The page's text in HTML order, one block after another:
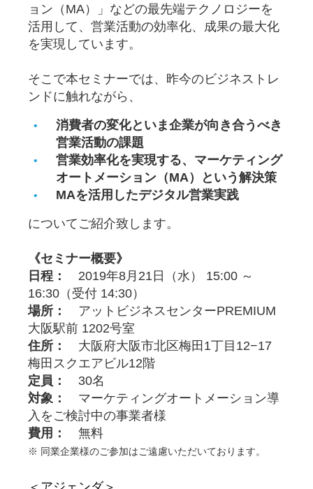
ョン（MA）」などの最先端テクノロジーを
活用して、営業活動の効率化、成果の最大化
を実現しています。
そこで本セミナーでは、昨今のビジネストレ
ンドに触れながら、
消費者の変化といま企業が向き合うべき
営業活動の課題
営業効率化を実現する、マーケティング
オートメーション（MA）という解決策
MAを活用したデジタル営業実践
についてご紹介致します。
《セミナー概要》
日程：
2019年8月21日（水） 15:00 ～
16:30（受付 14:30）
場所：
アットビジネスセンターPREMIUM
大阪駅前 1202号室
住所：
大阪府大阪市北区梅田1丁目12−17
梅田スクエアビル12階
定員：
30名
対象：
マーケティングオートメーション導
入をご検討中の事業者様
費用：
無料
※ 同業企業様のご参加はご遠慮いただいております。